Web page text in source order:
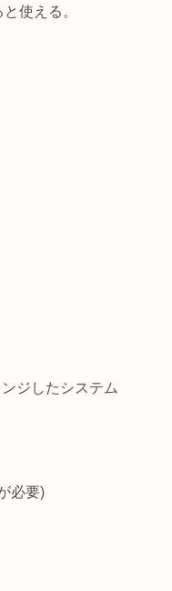
使える。
ジしたシステム
必要)